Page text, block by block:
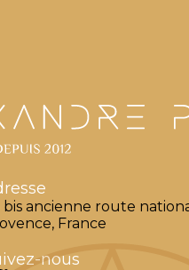
bis ancienne route
France
nous